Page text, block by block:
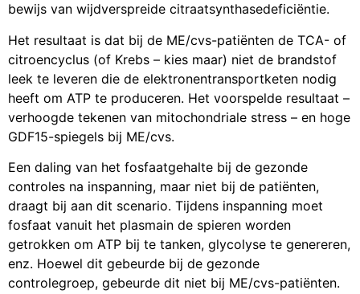
bewijs van wijdverspreide citraatsynthasedeficiëntie.
Het resultaat is dat bij de ME/cvs-patiënten de TCA- of
citroencyclus (of Krebs – kies maar) niet de brandstof
leek te leveren die de elektronentransportketen nodig
heeft om ATP te produceren. Het voorspelde resultaat –
verhoogde tekenen van mitochondriale stress – en hoge
GDF15-spiegels bij ME/cvs.
Een daling van het fosfaatgehalte bij de gezonde
controles na inspanning, maar niet bij de patiënten,
draagt bij aan dit scenario. Tijdens inspanning moet
fosfaat vanuit het plasmain de spieren worden
getrokken om ATP bij te tanken, glycolyse te genereren,
enz. Hoewel dit gebeurde bij de gezonde
controlegroep, gebeurde dit niet bij ME/cvs-patiënten.